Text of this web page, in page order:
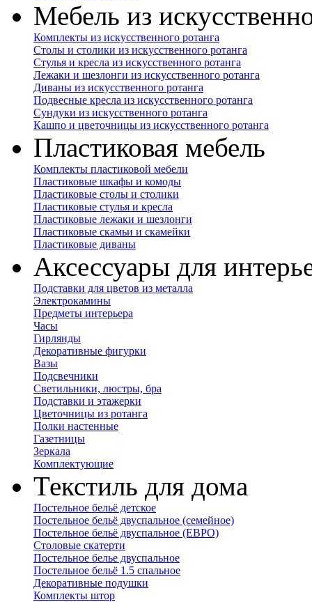
Мебель из
Комплекты из искусственного ротанга
Столы и столики из искусственного ротанга
Стулья и кресла из искусственного ротанга
Лежаки и шезлонги из искусственного ротанга
Диваны из искусственного ротанга
Подвесные кресла из искусственного ротанга
Сундуки из искусственного ротанга
Кашпо и цветочницы из искусственного ротанга
Пластиковая мебель
Комплекты пластиковой мебели
Пластиковые шкафы и комоды
Пластиковые столы и столики
Пластиковые стулья и кресла
Пластиковые лежаки и шезлонги
Пластиковые скамьи и скамейки
Пластиковые диваны
Аксессуары для
Подставки для цветов из металла
Электрокамины
Предметы интерьера
Часы
Гирлянды
Декоративные фигурки
Вазы
Подсвечники
Светильники, люстры, бра
Подставки и этажерки
Цветочницы из ротанга
Полки настенные
Газетницы
Зеркала
Комплектующие
Текстиль для дома
Постельное бельё детское
Постельное бельё двуспальное (семейное)
Постельное бельё двуспальное (ЕВРО)
Столовые скатерти
Постельное белье двуспальное
Постельное бельё 1.5 спальное
Декоративные подушки
Комплекты штор